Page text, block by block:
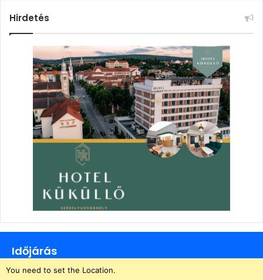
Hirdetés
Időjárás
You need to set the Location.